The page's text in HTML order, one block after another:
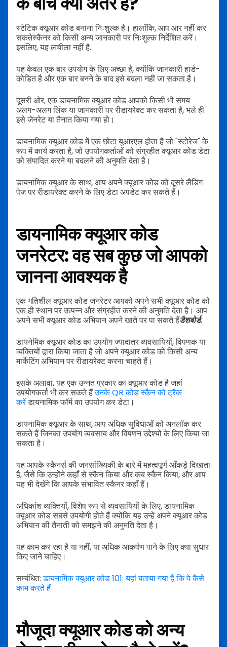
स्टेटिक क्यूआर कोड बनाना निःशुल्क है। हालाँकि, आप आर नहीं कर
सकतेस्कैनर को किसी अन्य जानकारी पर निःशुल्क निर्देशित करें।
इसलिए, यह लचीला नहीं है.
यह केवल एक बार उपयोग के लिए अच्छा है, क्योंकि जानकारी हार्ड-
कोडित है और एक बार बनने के बाद इसे बदला नहीं जा सकता है।
दूसरी ओर, एक डायनामिक क्यूआर कोड आपको किसी भी समय
अलग-अलग लिंक या जानकारी पर रीडायरेक्ट कर सकता है, भले ही
इसे जेनरेट या तैनात किया गया हो।
डायनामिक क्यूआर कोड में एक छोटा यूआरएल होता है जो "स्टोरेज" के
रूप में कार्य करता है, जो उपयोगकर्ताओं को संग्रहीत क्यूआर कोड डेटा
को संपादित करने या बदलने की अनुमति देता है।
डायनामिक क्यूआर के साथ, आप अपने क्यूआर कोड को दूसरे लैंडिंग
पेज पर रीडायरेक्ट करने के लिए डेटा अपडेट कर सकते हैं।
डायनामिक क्यूआर कोड
जनरेटर: वह सब कुछ जो आपको
जानना आवश्यक है
एक गतिशील क्यूआर कोड जनरेटर आपको अपने सभी क्यूआर कोड को
एक ही स्थान पर उत्पन्न और संग्रहीत करने की अनुमति देता है। आप
अपने सभी क्यूआर कोड अभियान अपने खाते पर पा सकते हैंडैशबोर्ड.
डायनेमिक क्यूआर कोड का उपयोग ज्यादातर व्यवसायियों, विपणक या
व्यक्तियों द्वारा किया जाता है जो अपने क्यूआर कोड को किसी अन्य
मार्केटिंग अभियान पर रीडायरेक्ट करना चाहते हैं।
इसके अलावा, यह एक उन्नत प्रकार का क्यूआर कोड है जहां
उपयोगकर्ता भी कर सकते हैंउनके QR कोड स्कैन को ट्रैक
करेंडायनामिक फॉर्म का उपयोग कर डेटा।
डायनामिक क्यूआर के साथ, आप अधिक सुविधाओं को अनलॉक कर
सकते हैं जिनका उपयोग व्यवसाय और विपणन उद्देश्यों के लिए किया जा
सकता है।
यह आपके स्कैनर्स की जनसांख्यिकी के बारे में महत्वपूर्ण आँकड़े दिखाता
है, जैसे कि उन्होंने कहाँ से स्कैन किया और कब स्कैन किया, और आप
यह भी देखेंगे कि आपके संभावित स्कैनर कहाँ हैं।
अधिकांश व्यक्तियों, विशेष रूप से व्यवसायियों के लिए, डायनामिक
क्यूआर कोड सबसे उपयोगी होते हैं क्योंकि यह उन्हें अपने क्यूआर कोड
अभियान की तैनाती को समझने की अनुमति देता है।
यह काम कर रहा है या नहीं, या अधिक आकर्षण पाने के लिए क्या सुधार
किए जाने चाहिए।
सम्बंधित:डायनामिक क्यूआर कोड 101: यहां बताया गया है कि वे कैसे
काम करते हैं
मौजूदा क्यूआर कोड को अन्य